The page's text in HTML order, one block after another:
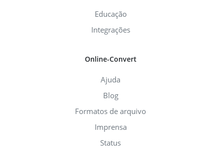
Educação
Integrações
Online-Convert
Ajuda
Blog
Formatos de arquivo
Imprensa
Status